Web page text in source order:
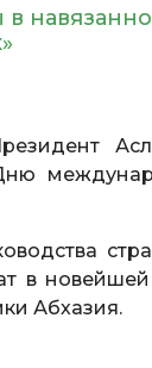
новейшей
Абхазия.